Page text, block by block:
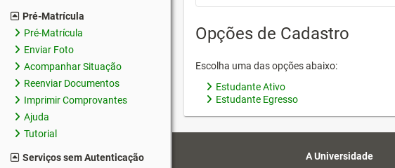
Pré-Matrícula
Pré-Matrícula
Enviar Foto
Acompanhar Situação
Reenviar Documentos
Imprimir Comprovantes
Ajuda
Tutorial
Serviços sem Autenticação
Opções de Cadastro
Escolha uma das opções abaixo:
Estudante Ativo
Estudante Egresso
A Universidade